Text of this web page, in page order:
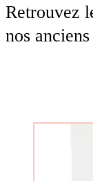
Retrouvez
nos